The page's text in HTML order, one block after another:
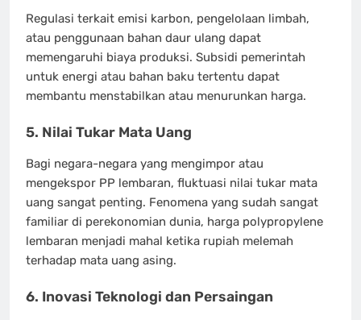
Regulasi terkait emisi karbon, pengelolaan limbah,
atau penggunaan bahan daur ulang dapat
memengaruhi biaya produksi. Subsidi pemerintah
untuk energi atau bahan baku tertentu dapat
membantu menstabilkan atau menurunkan harga.
5. Nilai Tukar Mata Uang
Bagi negara-negara yang mengimpor atau
mengekspor PP lembaran, fluktuasi nilai tukar mata
uang sangat penting. Fenomena yang sudah sangat
familiar di perekonomian dunia, harga polypropylene
lembaran menjadi mahal ketika rupiah melemah
terhadap mata uang asing.
6. Inovasi Teknologi dan Persaingan